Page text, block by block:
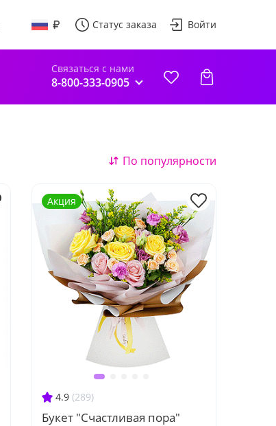
Статус заказа Войти
Связаться с нами
8-800-333-0905
По популярности
4.9 (289)
Букет "Счастливая пора"
Акция